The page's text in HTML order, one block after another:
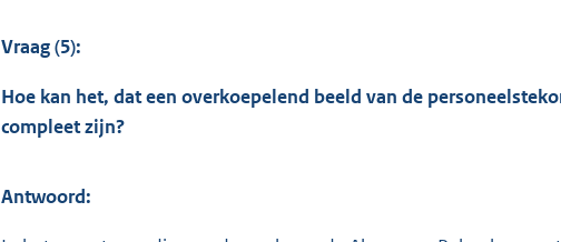
Vraag (5):
Hoe kan het, dat een overkoepelend beeld van de
compleet zijn?
Antwoord: